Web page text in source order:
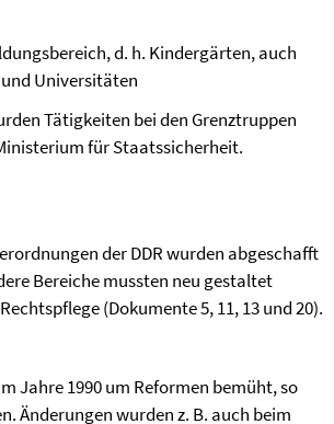
d. h. Kindergärten, auch
Universitäten
Tätigkeiten bei den Grenztruppen
für Staatssicherheit.
der DDR wurden abgeschafft
Bereiche mussten neu gestaltet
(Dokumente 5, 11, 13 und 20).
Jahre 1990 um Reformen bemüht, so
Änderungen wurden z. B. auch beim